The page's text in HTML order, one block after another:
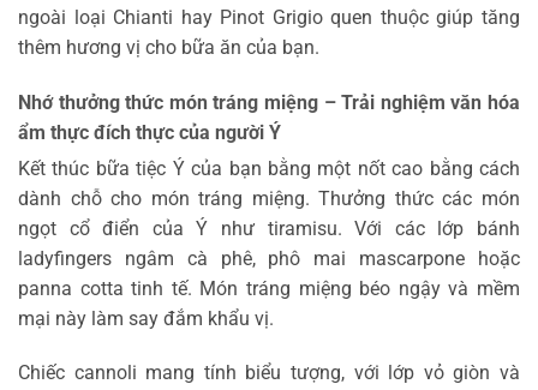
ngoài loại Chianti hay Pinot Grigio quen thuộc giúp tăng
thêm hương vị cho bữa ăn của bạn.
Nhớ thưởng thức món tráng miệng – Trải nghiệm văn hóa
ẩm thực đích thực của người Ý
Kết thúc bữa tiệc Ý của bạn bằng một nốt cao bằng cách
dành chỗ cho món tráng miệng. Thưởng thức các món
ngọt cổ điển của Ý như tiramisu. Với các lớp bánh
ladyfingers ngâm cà phê, phô mai mascarpone hoặc
panna cotta tinh tế. Món tráng miệng béo ngậy và mềm
mại này làm say đắm khẩu vị.
Chiếc cannoli mang tính biểu tượng, với lớp vỏ giòn và